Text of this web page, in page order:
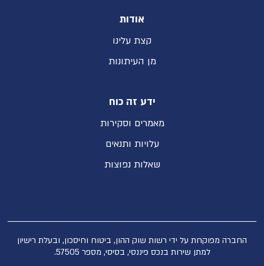
אודות
קצת עלינו
מן העיתונות
ידע זה כוח
מאמרים וסקירות
עלויות ותנאים
שאלות נפוצות
החברה מפוקחת על ידי רשות שוק ההון, ביטוח וחיסכון, ובעלת רישיון
למתן שירות בנכס פיננסי, בסיסי, מספר 57505.